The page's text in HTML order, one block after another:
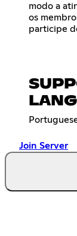
modo a
os
participe
Join Server